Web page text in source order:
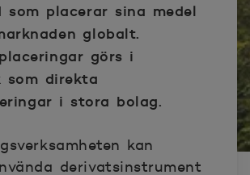
som placerar sina medel
globalt.
görs i
som direkta
i stora bolag.
kan
derivatsinstrument